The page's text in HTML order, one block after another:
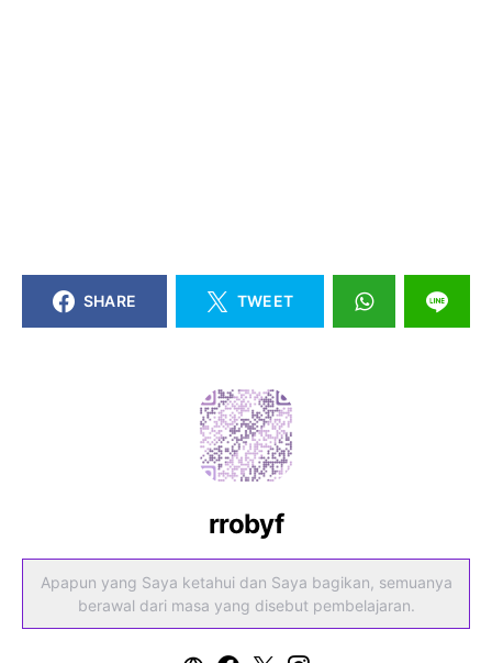
SHARE TWEET
rrobyf
Apapun yang Saya ketahui dan Saya bagikan, semuanya
berawal dari masa yang disebut pembelajaran.